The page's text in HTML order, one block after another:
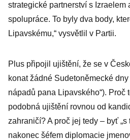
strategické partnerství s Izraelem
spolupráce. To byly dva body,
Lipavskému,“ vysvětlil v Partii.
Plus připojil ujištění, že se v
konat žádné Sudetoněmecké
nápadů pana Lipavského“). Proč
podobná ujištění rovnou od
zahraničí? A proč jej tedy – byť „s
nakonec šéfem diplomacie